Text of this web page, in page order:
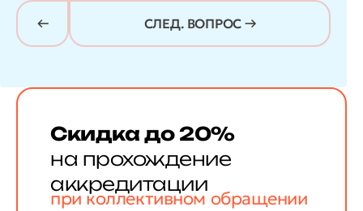
СЛЕД. ВОПРОС →
Скидка до 20%
на прохождение
аккредитации
при коллективном обращении